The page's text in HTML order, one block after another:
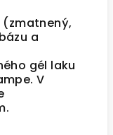
a
gél laku
V